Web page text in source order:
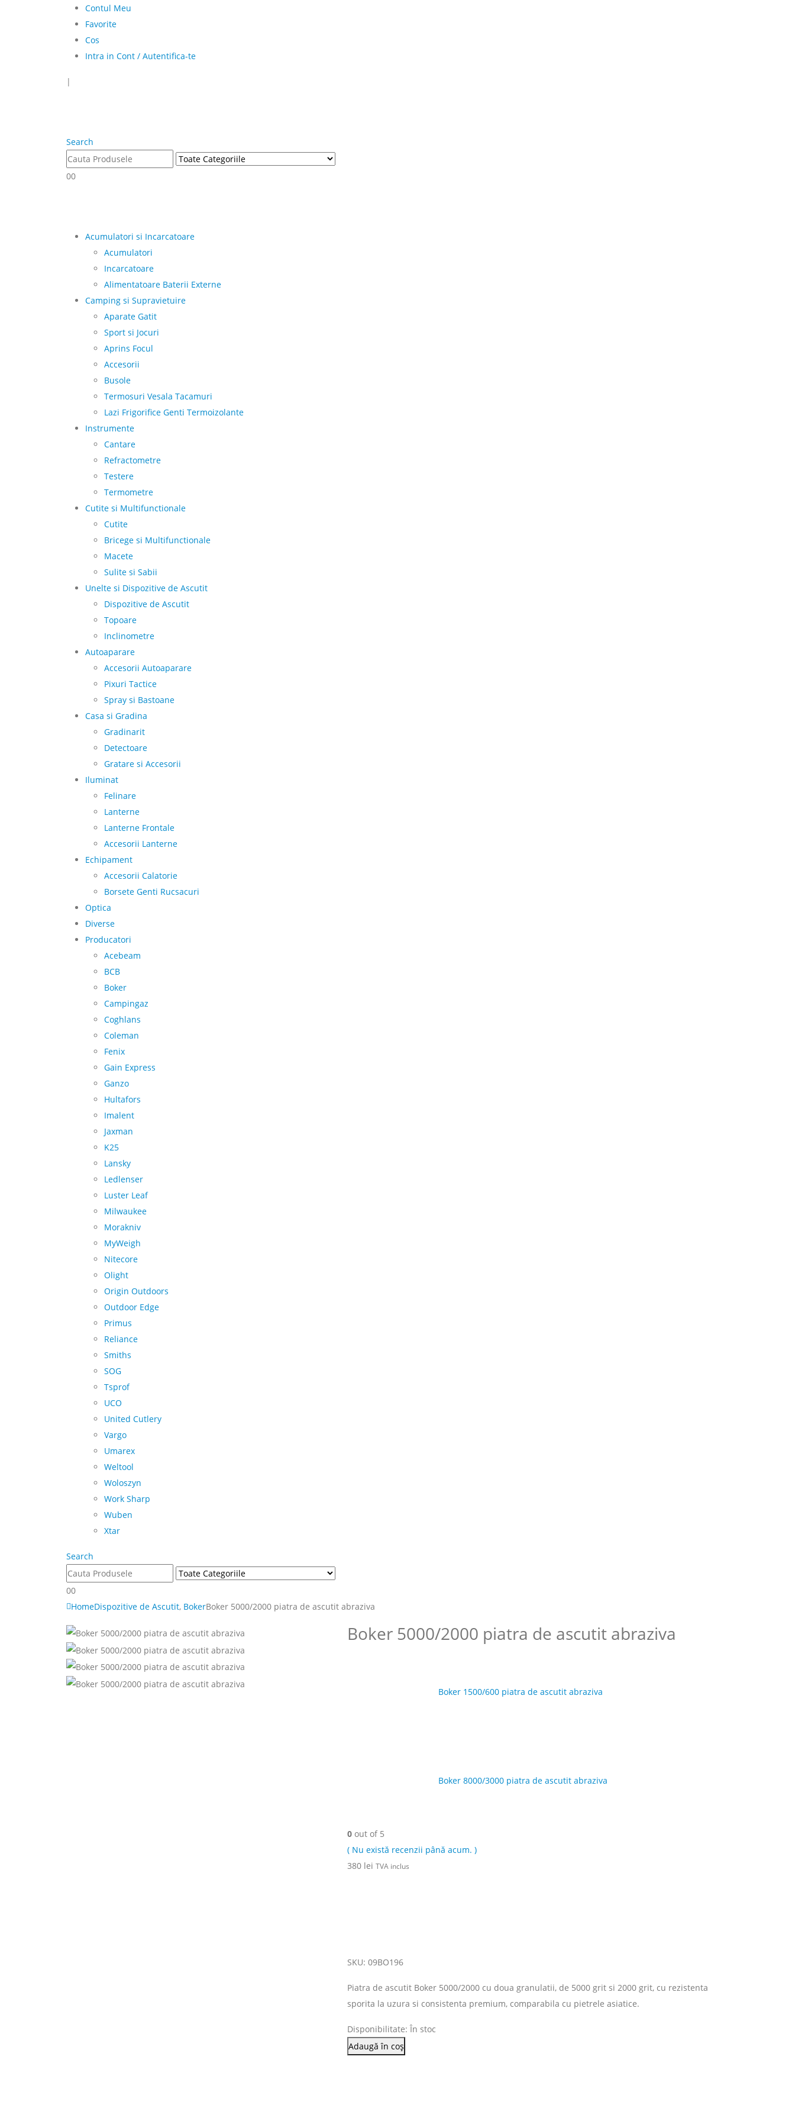
Contul Meu
Favorite
Cos
Intra in Cont / Autentifica-te
|
Search
00
Acumulatori si Incarcatoare
Acumulatori
Incarcatoare
Alimentatoare Baterii Externe
Camping si Supravietuire
Aparate Gatit
Sport si Jocuri
Aprins Focul
Accesorii
Busole
Termosuri Vesala Tacamuri
Lazi Frigorifice Genti Termoizolante
Instrumente
Cantare
Refractometre
Testere
Termometre
Cutite si Multifunctionale
Cutite
Bricege si Multifunctionale
Macete
Sulite si Sabii
Unelte si Dispozitive de Ascutit
Dispozitive de Ascutit
Topoare
Inclinometre
Autoaparare
Accesorii Autoaparare
Pixuri Tactice
Spray si Bastoane
Casa si Gradina
Gradinarit
Detectoare
Gratare si Accesorii
Iluminat
Felinare
Lanterne
Lanterne Frontale
Accesorii Lanterne
Echipament
Accesorii Calatorie
Borsete Genti Rucsacuri
Optica
Diverse
Producatori
Acebeam
BCB
Boker
Campingaz
Coghlans
Coleman
Fenix
Gain Express
Ganzo
Hultafors
Imalent
Jaxman
K25
Lansky
Ledlenser
Luster Leaf
Milwaukee
Morakniv
MyWeigh
Nitecore
Olight
Origin Outdoors
Outdoor Edge
Primus
Reliance
Smiths
SOG
Tsprof
UCO
United Cutlery
Vargo
Umarex
Weltool
Woloszyn
Work Sharp
Wuben
Xtar
Search
00
HomeDispozitive de Ascutit, BokerBoker 5000/2000 piatra de ascutit abraziva
Boker 5000/2000 piatra de ascutit abraziva
Boker 1500/600 piatra de ascutit abraziva
Boker 8000/3000 piatra de ascutit abraziva
0 out of 5
( Nu există recenzii până acum. )
380 lei TVA inclus
SKU: 09BO196
Piatra de ascutit Boker 5000/2000 cu doua granulatii, de 5000 grit si 2000 grit, cu rezistenta
sporita la uzura si consistenta premium, comparabila cu pietrele asiatice.
Disponibilitate: În stoc
Adaugă în coș